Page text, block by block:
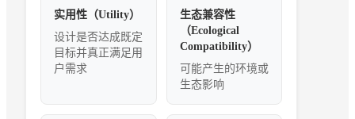
实用性（Utility）
设计是否达成既定
目标并真正满足用
户需求
生态兼容性
（Ecological
Compatibility）
可能产生的环境或
生态影响